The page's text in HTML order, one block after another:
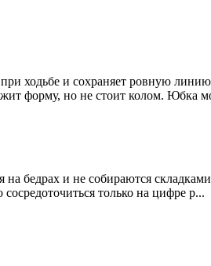
ходьбе и сохраняет ровную
форму, но не стоит колом. Юбка
бедрах и не собираются
только на цифре р...